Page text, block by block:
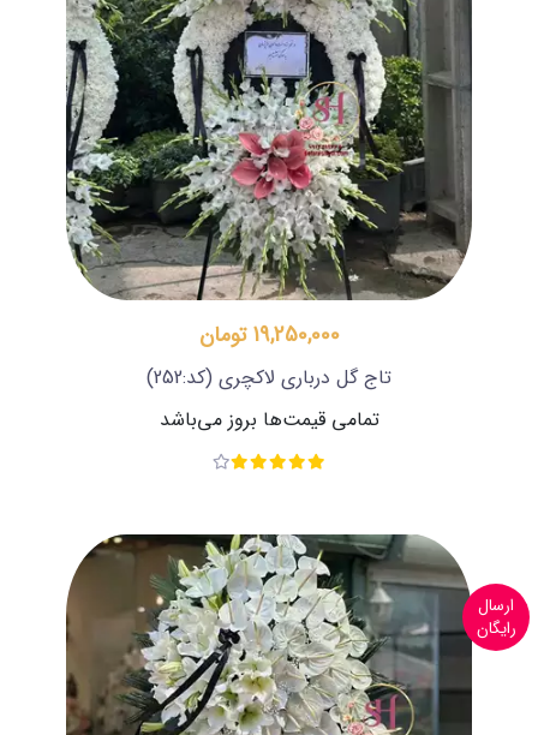
19,250,000 تومان
تاج گل درباری لاکچری (کد:252)
تمامی قیمت‌ها بروز می‌باشد
ارسال
رایگان